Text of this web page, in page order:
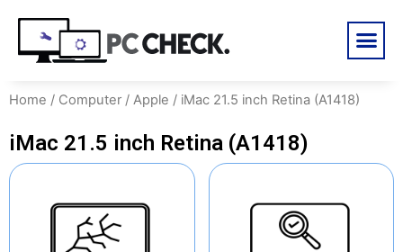
Home / Computer / Apple / iMac 21.5 inch Retina (A1418)
iMac 21.5 inch Retina (A1418)